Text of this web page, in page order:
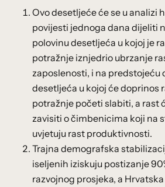
Ovo desetljeće će se u analizi
povijesti jednoga dana dijeliti
polovinu desetljeća u kojoj je
potražnje iznjedrio ubrzanje
zaposlenosti, i na predstojeću
desetljeća u kojoj će doprinos
potražnje početi slabiti, a rast
zavisiti o čimbenicima koji na
uvjetuju rast produktivnosti.
Trajna demografska
iseljenih iziskuju postizanje
razvojnog prosjeka, a